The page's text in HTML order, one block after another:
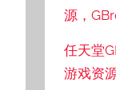
源，
任天堂
游戏资